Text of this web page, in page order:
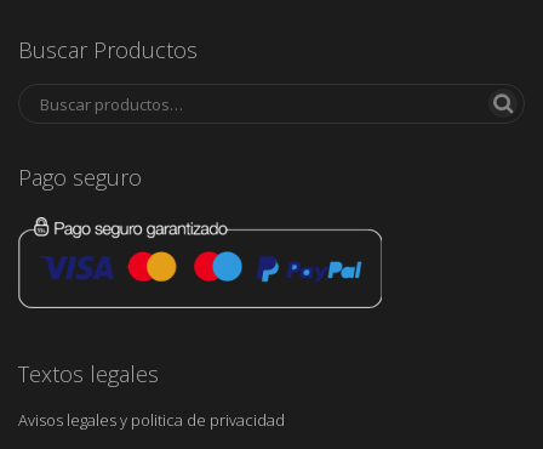
Buscar Productos
Pago seguro
Textos legales
Avisos legales y politica de privacidad